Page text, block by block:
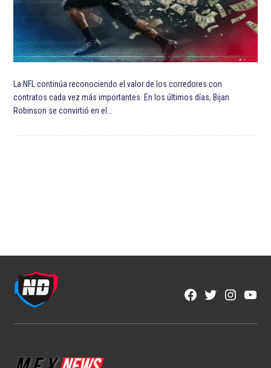
La NFL continúa reconociendo el valor de los corredores con
contratos cada vez más importantes. En los últimos días, Bijan
Robinson se convirtió en el…
Facebook
Twitter